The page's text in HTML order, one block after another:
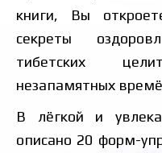
книги, Вы
секреты
тибетских
незапамятных
В лёгкой и
описано 20 форм-